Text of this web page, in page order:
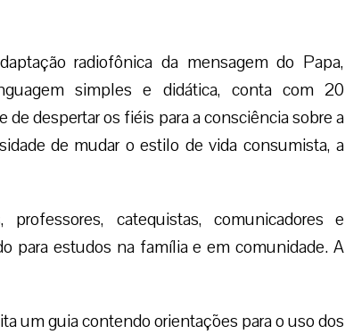
radiofônica da mensagem do Papa,
simples e didática, conta com 20
despertar os fiéis para a consciência sobre a
de mudar o estilo de vida consumista, a
catequistas, comunicadores e
para estudos na família e em comunidade. A
um guia contendo orientações para o uso dos